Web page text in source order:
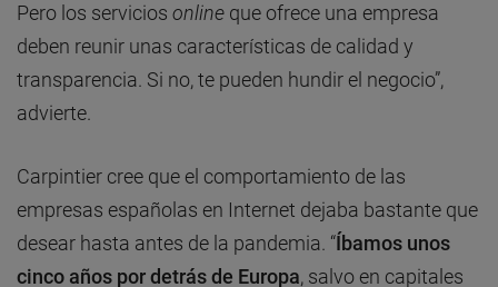
Pero los servicios online que ofrece una empresa
deben reunir unas características de calidad y
transparencia. Si no, te pueden hundir el negocio”,
advierte.
Carpintier cree que el comportamiento de las
empresas españolas en Internet dejaba bastante que
desear hasta antes de la pandemia. “Íbamos unos
cinco años por detrás de Europa, salvo en capitales